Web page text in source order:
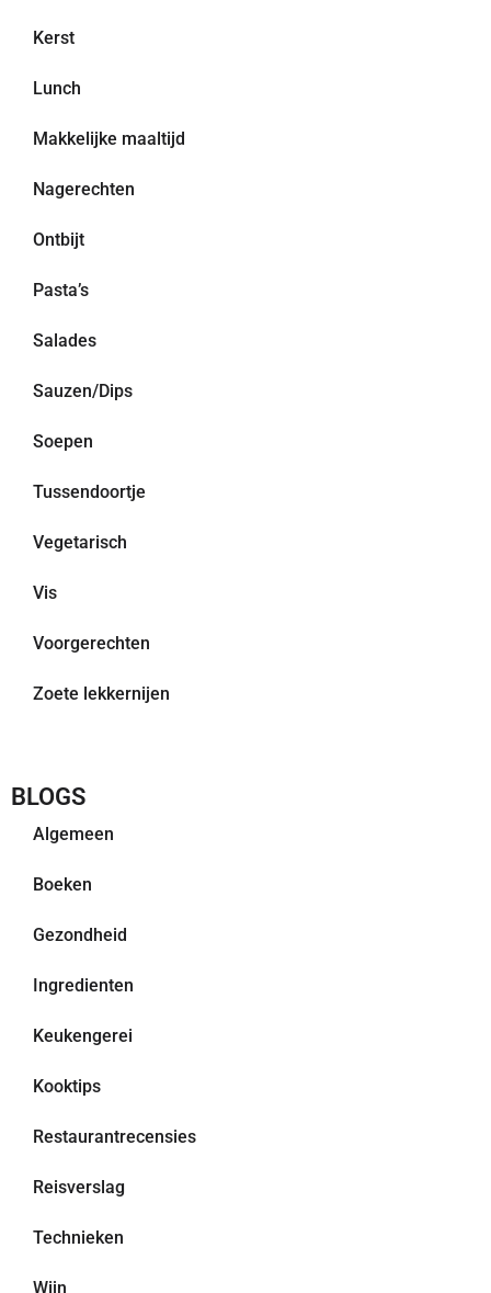
Kerst
Lunch
Makkelijke maaltijd
Nagerechten
Ontbijt
Pasta’s
Salades
Sauzen/Dips
Soepen
Tussendoortje
Vegetarisch
Vis
Voorgerechten
Zoete lekkernijen
BLOGS
Algemeen
Boeken
Gezondheid
Ingredienten
Keukengerei
Kooktips
Restaurantrecensies
Reisverslag
Technieken
Wijn